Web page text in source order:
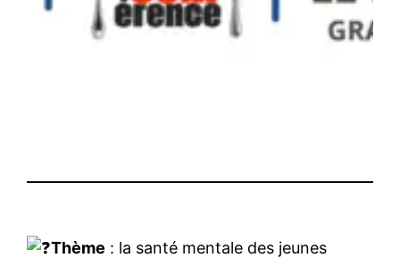
Thème : la santé mentale des jeunes